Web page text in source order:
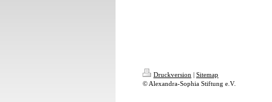
Druckversion | Sitemap
© Alexandra-Sophia Stiftung e.V.